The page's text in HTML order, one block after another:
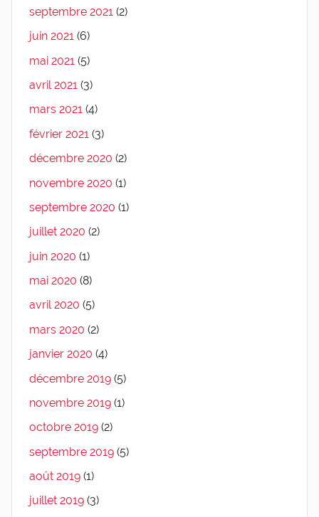
septembre 2021 (2)
juin 2021 (6)
mai 2021 (5)
avril 2021 (3)
mars 2021 (4)
février 2021 (3)
décembre 2020 (2)
novembre 2020 (1)
septembre 2020 (1)
juillet 2020 (2)
juin 2020 (1)
mai 2020 (8)
avril 2020 (5)
mars 2020 (2)
janvier 2020 (4)
décembre 2019 (5)
novembre 2019 (1)
octobre 2019 (2)
septembre 2019 (5)
août 2019 (1)
juillet 2019 (3)